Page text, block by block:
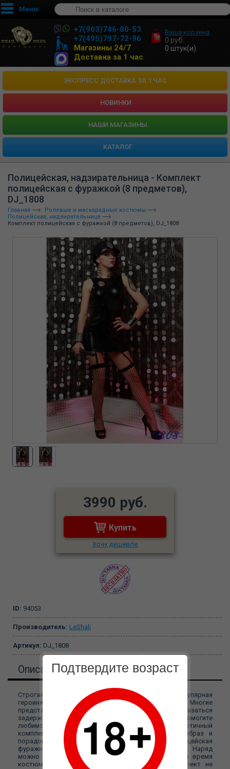
Меню
+7(903)746-80-53
+7(495)797-72-96
Магазины 24/7
Доставка за 1 час
Ваша корзина
0 руб.
0 штук(и)
ЭКСПРЕСС ДОСТАВКА ЗА 1 ЧАС
НОВИНКИ
HАШИ МАГАЗИНЫ
КАТАЛОГ
Полицейская, надзирательница - Комплект
полицейская с фуражкой (8 предметов),
DJ_1808
Главная
Ролевые и маскарадные костюмы
Полицейская, надзирательница
Комплект полицейская с фуражкой (8 предметов), DJ_1808
3990 руб.
Купить
Хочу дешевле
ID: 94053
Производитель: LeShali
Артикул: DJ_1808
Описание
Строгая и соблазнительная девушка-коп — популярная
героиня мужских фильмов для взрослых. Многие
представители сильного пола мечтали бы оказаться
задержанными таким сотрудником полиции. Помогите
любимому человеку реализовать фантазию: эротичный
комплект позволит примерить на себя новый образ и
порадовать партнера. Образ дополняет полицейская
фуражка— один из популярных мужских фетишей. Наряд
можно использовать наедине с партнером или во время
костюмированной вечеринки. Браслеты в комплект не
Подтвердите возраст